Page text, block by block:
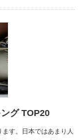
グ TOP20
す。日本ではあまり人